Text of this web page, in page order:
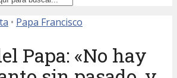
• Papa Francisco
Papa: «No hay